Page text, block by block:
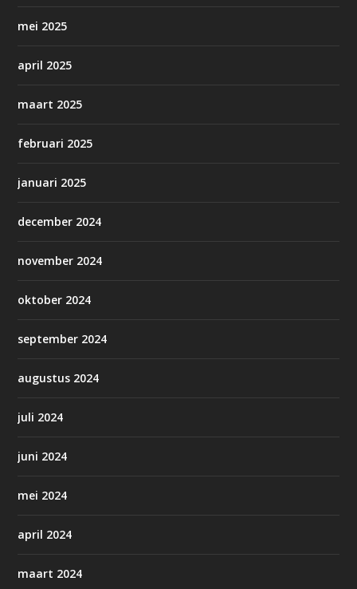
mei 2025
april 2025
maart 2025
februari 2025
januari 2025
december 2024
november 2024
oktober 2024
september 2024
augustus 2024
juli 2024
juni 2024
mei 2024
april 2024
maart 2024